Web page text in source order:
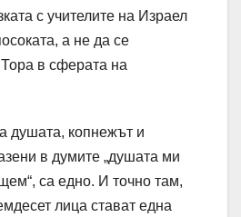
с учителите на Израел
а не да се
в сферата на
душата, копнежът и
в думите „душата ми
са едно. И точно там,
лица стават една